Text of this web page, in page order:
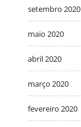
setembro 2020
maio 2020
abril 2020
março 2020
fevereiro 2020